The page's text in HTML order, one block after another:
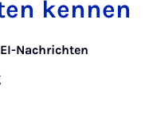
ken­nen
EI-Nachrichten